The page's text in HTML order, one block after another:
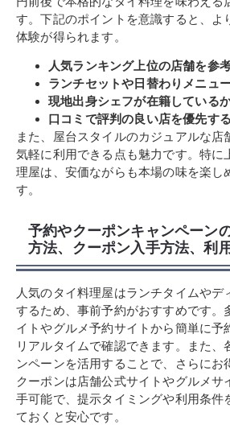
す。下記のポイントを意識すると、よ
体験が得られます。
人気ランキング上位の店舗を参
ランチセットや日替わりメニュ
現地出身シェフが在籍している
口コミで評判の良い店を優先する
また、屋台スタイルのカジュアルな店
気軽に利用できる点も魅力です。特に
理屋は、安価ながらも本場の味を楽し
す。
予約やクーポンキャンペーン
方法、クーポン入手方法、利
人気のタイ料理屋はランチタイムやデ
するため、事前予約がおすすめです。
イトやグルメ予約サイトから簡単に予
リアルタイムで確認できます。また、
ンペーンを活用することで、さらにお
クーポンは店舗公式サイトやグルメサ
手可能で、提示タイミングや利用条件
ておくと安心です。